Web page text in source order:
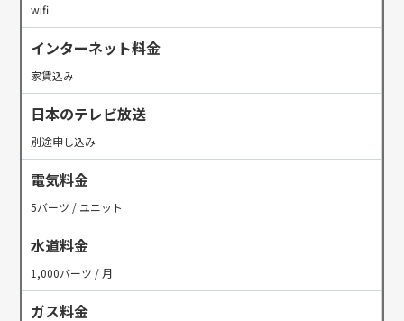
wifi
インターネット料金
家賃込み
日本のテレビ放送
別途申し込み
電気料金
5バーツ / ユニット
水道料金
1,000バーツ / 月
ガス料金